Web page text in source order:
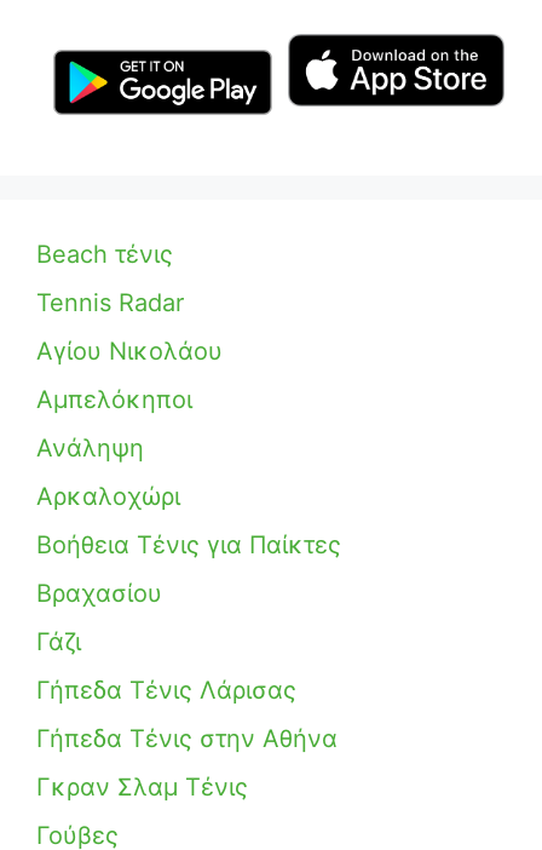
Beach τένις
Tennis Radar
Αγίου Νικολάου
Αμπελόκηποι
Ανάληψη
Αρκαλοχώρι
Βοήθεια Τένις για Παίκτες
Βραχασίου
Γάζι
Γήπεδα Τένις Λάρισας
Γήπεδα Τένις στην Αθήνα
Γκραν Σλαμ Τένις
Γούβες